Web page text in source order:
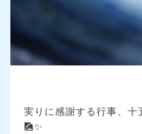
実りに感謝する行事、
🎑✨